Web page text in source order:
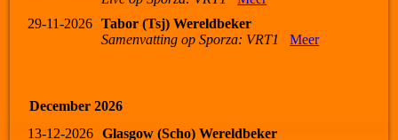
29-11-2026
Tabor (Tsj) Wereldbeker
Samenvatting op Sporza: VRT1
Meer
December 2026
13-12-2026
Glasgow (Scho) Wereldbeker